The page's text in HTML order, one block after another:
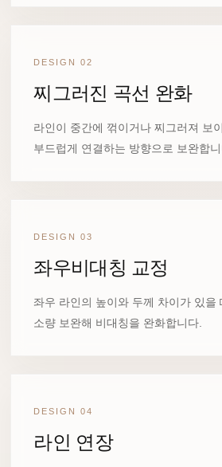
DESIGN 02
찌그러진 곡선 완화
라인이 중간에 꺾이거나 찌그러져 보
부드럽게 연결하는 방향으로 보완합니
DESIGN 03
좌우비대칭 교정
좌우 라인의 높이와 두께 차이가 있을
소량 보완해 비대칭을 완화합니다.
DESIGN 04
라인 연장